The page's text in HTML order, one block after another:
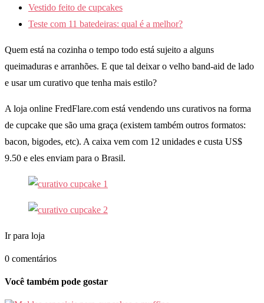
Vestido feito de cupcakes
Teste com 11 batedeiras: qual é a melhor?
Quem está na cozinha o tempo todo está sujeito a alguns
queimaduras e arranhões. E que tal deixar o velho band-aid de lado
e usar um curativo que tenha mais estilo?
A loja online FredFlare.com está vendendo uns curativos na forma
de cupcake que são uma graça (existem também outros formatos:
bacon, bigodes, etc). A caixa vem com 12 unidades e custa US$
9.50 e eles enviam para o Brasil.
Ir para loja
0 comentários
Você também pode gostar